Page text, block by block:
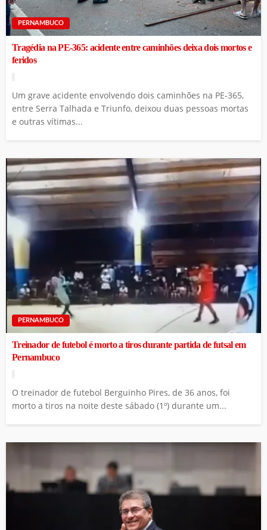
PERNAMBUCO
Tragédia na PE-365: acidente entre caminhões deixa dois mortos e
feridos
Um grave acidente envolvendo dois caminhões na PE-365,
entre Serra Talhada e Triunfo, deixou duas pessoas mortas
e outras vítimas...
PERNAMBUCO
Treinador de futebol é morto a tiros durante partida de futsal em
Pernambuco
O treinador de futebol Berguinho Pires, de 36 anos, foi
morto a tiros na noite deste sábado (1º) durante um...